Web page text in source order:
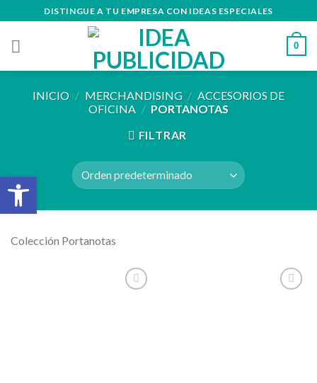
to
content
DISTINGUE A TU EMPRESA CON IDEAS ESPECIALES
0
INICIO / MERCHANDISING / ACCESORIOS DE
OFICINA / PORTANOTAS
FILTRAR
Colección Portanotas
Abrir barra de herramientas